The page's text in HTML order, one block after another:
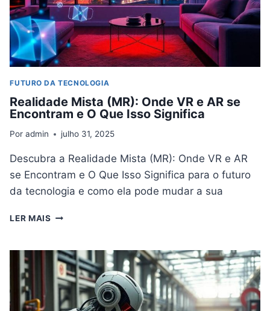
FUTURO DA TECNOLOGIA
Realidade Mista (MR): Onde VR e AR se
Encontram e O Que Isso Significa
Por admin julho 31, 2025
Descubra a Realidade Mista (MR): Onde VR e AR
se Encontram e O Que Isso Significa para o futuro
da tecnologia e como ela pode mudar a sua
LER MAIS REALIDADE
ONDE
VR
AR
SE